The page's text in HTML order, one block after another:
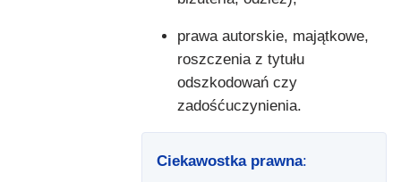
prawa autorskie, majątkowe,
roszczenia z tytułu
odszkodowań czy
zadośćuczynienia.
Ciekawostka prawna: